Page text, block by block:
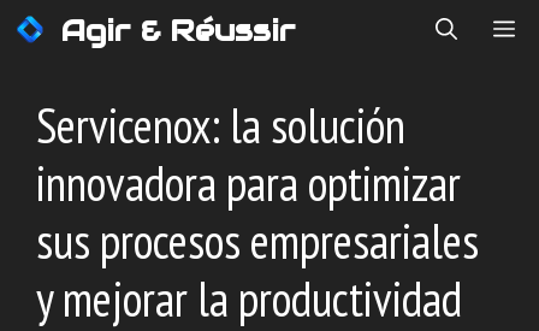
Saltar
Agir & Réussir
Servicenox: la solución
innovadora para optimizar
sus procesos empresariales
y mejorar la productividad